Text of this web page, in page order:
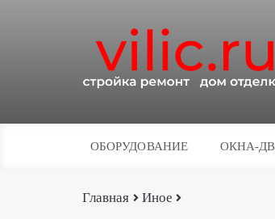
ОБОРУДОВАНИЕ ОКНА-
Главная Иное